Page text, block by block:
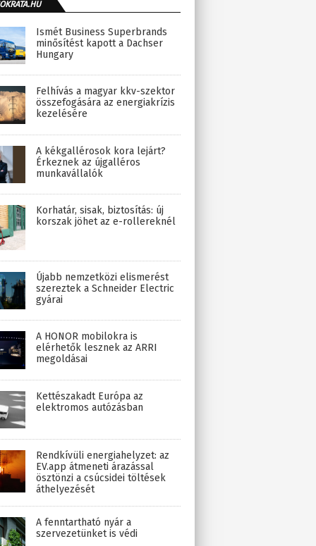
Ismét Business Superbrands
minősítést kapott a Dachser
Hungary
Felhívás a magyar kkv-szektor
összefogására az energiakrízis
kezelésére
A kékgallérosok kora lejárt?
Érkeznek az újgalléros
munkavállalók
Korhatár, sisak, biztosítás: új
korszak jöhet az e-rollereknél
Újabb nemzetközi elismerést
szereztek a Schneider Electric
gyárai
A HONOR mobilokra is
elérhetők lesznek az ARRI
megoldásai
Kettészakadt Európa az
elektromos autózásban
Rendkívüli energiahelyzet: az
EV.app átmeneti árazással
ösztönzi a csúcsidei töltések
áthelyezését
A fenntartható nyár a
szervezetünket is védi